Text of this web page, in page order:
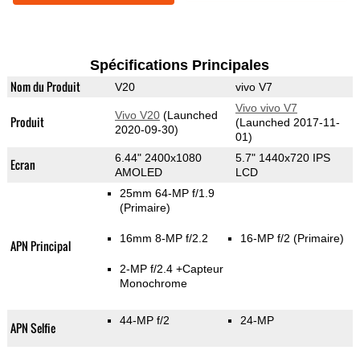
Spécifications Principales
Nom du Produit V20 vivo V7
Produit Vivo V20(Launched
2020-09-30)
Vivo vivo V7
(Launched 2017-11-
01)
Ecran
6.44" 2400x1080
AMOLED
5.7" 1440x720 IPS
LCD
APN Principal
25mm 64-MP f/1.9
(Primaire)
16mm 8-MP f/2.2
2-MP f/2.4 +Capteur
Monochrome
16-MP f/2 (Primaire)
APN Selfie 44-MP f/2 24-MP